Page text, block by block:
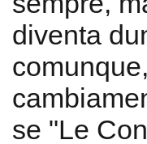
diventa
se "Le